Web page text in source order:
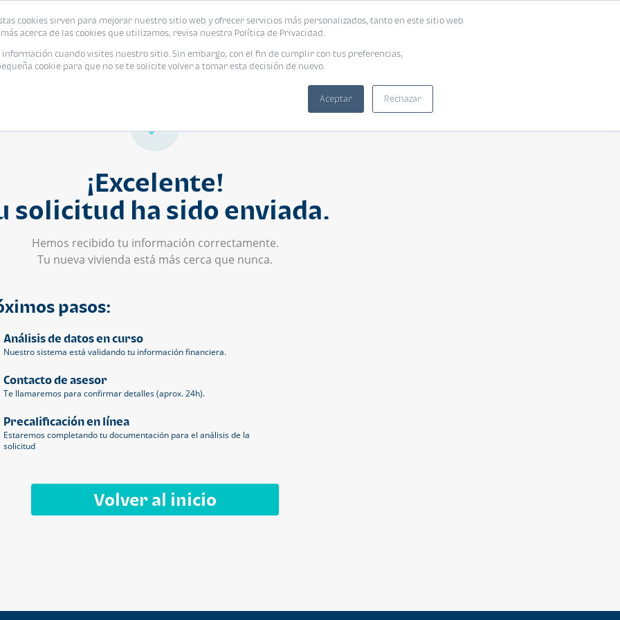
cookies sirven para mejorar nuestro sitio web y ofrecer servicios más personalizados, tanto en este sitio web
acerca de las cookies que utilizamos, revisa nuestra Política de Privacidad.
cuando visites nuestro sitio. Sin embargo, con el fin de cumplir con tus preferencias,
cookie para que no se te solicite volver a tomar esta decisión de nuevo.
Aceptar Rechazar
Eventos Promociones Blog Encuentra tu vivienda ideal
¡Excelente!
solicitud ha sido enviada.
Hemos recibido tu información correctamente.
Tu nueva vivienda está más cerca que nunca.
pasos:
Análisis de datos en curso
Nuestro sistema está validando tu información financiera.
Contacto de asesor
Te llamaremos para confirmar detalles (aprox. 24h).
Precalificación en línea
Estaremos completando tu documentación para el análisis de la
solicitud
Volver al inicio